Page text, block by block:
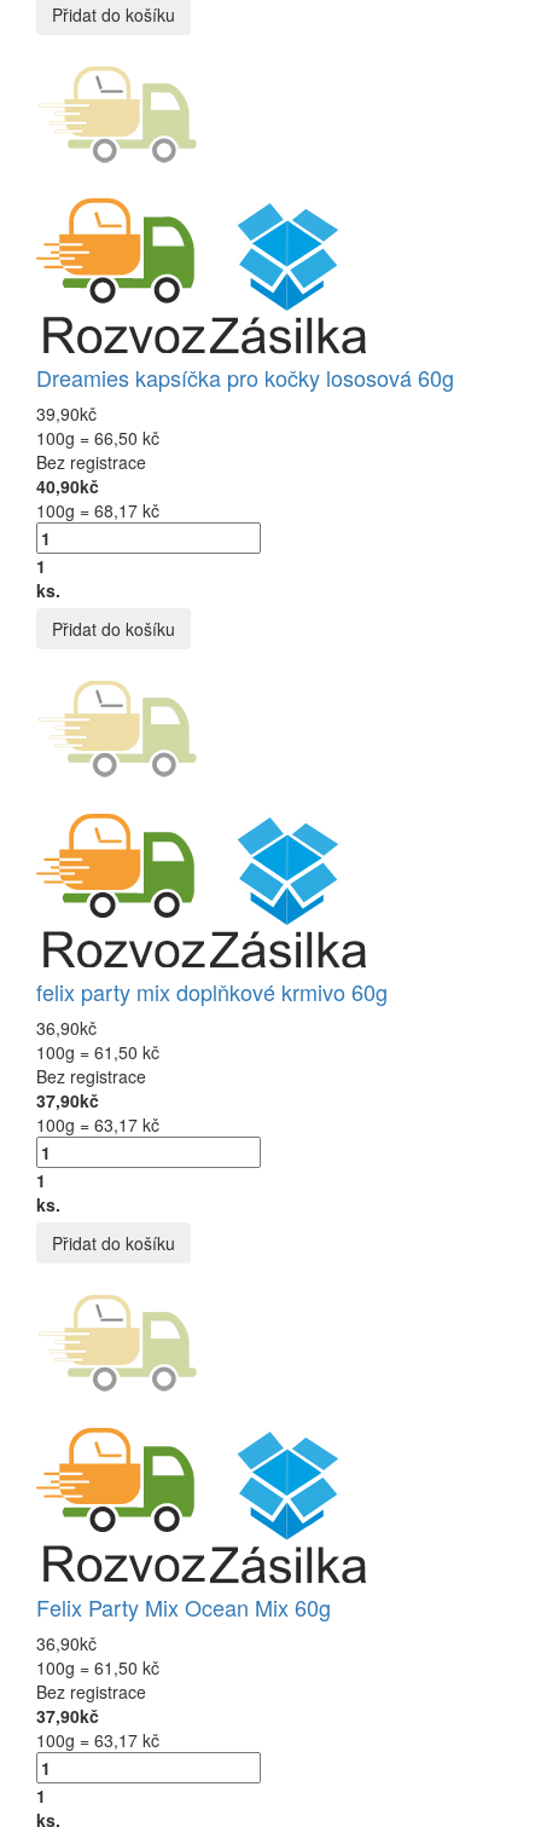
Přidat do košíku
Dreamies kapsíčka pro kočky lososová 60g
39,90kč
100g = 66,50 kč
Bez registrace
40,90kč
100g = 68,17 kč
1
ks.
Přidat do košíku
felix party mix doplňkové krmivo 60g
36,90kč
100g = 61,50 kč
Bez registrace
37,90kč
100g = 63,17 kč
1
ks.
Přidat do košíku
Felix Party Mix Ocean Mix 60g
36,90kč
100g = 61,50 kč
Bez registrace
37,90kč
100g = 63,17 kč
1
ks.